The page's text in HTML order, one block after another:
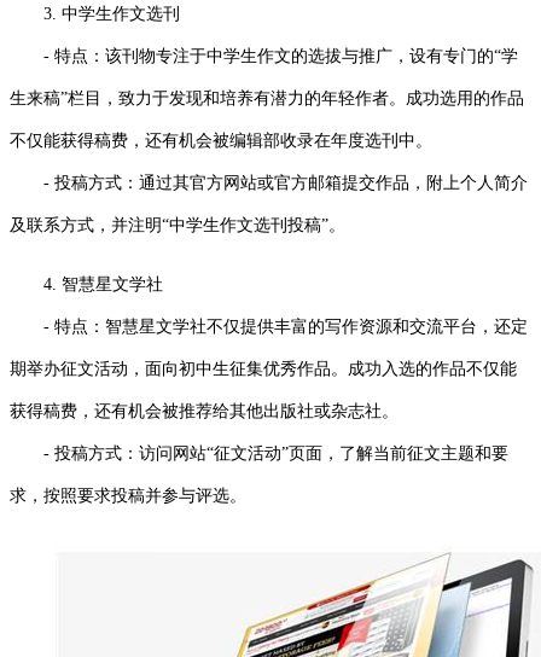
3. 中学生作文选刊
- 特点：该刊物专注于中学生作文的选拔与推广，设有专门的“学
生来稿”栏目，致力于发现和培养有潜力的年轻作者。成功选用的作品
不仅能获得稿费，还有机会被编辑部收录在年度选刊中。
- 投稿方式：通过其官方网站或官方邮箱提交作品，附上个人简介
及联系方式，并注明“中学生作文选刊投稿”。
4. 智慧星文学社
- 特点：智慧星文学社不仅提供丰富的写作资源和交流平台，还定
期举办征文活动，面向初中生征集优秀作品。成功入选的作品不仅能
获得稿费，还有机会被推荐给其他出版社或杂志社。
- 投稿方式：访问网站“征文活动”页面，了解当前征文主题和要
求，按照要求投稿并参与评选。